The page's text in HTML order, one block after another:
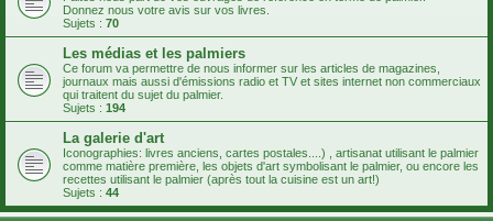
Donnez nous votre avis sur vos livres.
Sujets : 70
Les médias et les palmiers
Ce forum va permettre de nous informer sur les articles de magazines,
journaux mais aussi d'émissions radio et TV et sites internet non commerciaux
qui traitent du sujet du palmier.
Sujets : 194
La galerie d'art
Iconographies: livres anciens, cartes postales....) , artisanat utilisant le palmier
comme matière première, les objets d'art symbolisant le palmier, ou encore les
recettes utilisant le palmier (après tout la cuisine est un art!)
Sujets : 44